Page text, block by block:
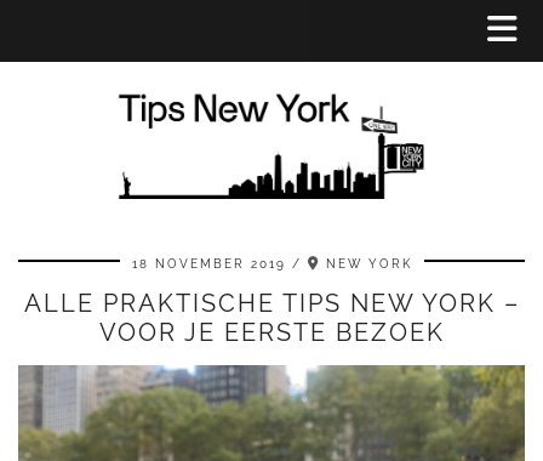
18 NOVEMBER 2019 NEW YORK
ALLE PRAKTISCHE TIPS NEW YORK –
VOOR JE EERSTE BEZOEK